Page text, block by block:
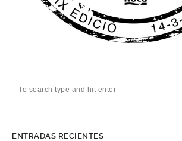
ENTRADAS RECIENTES